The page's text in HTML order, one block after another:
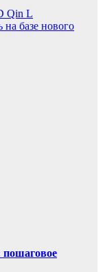
Qin L
на базе нового
пошаговое